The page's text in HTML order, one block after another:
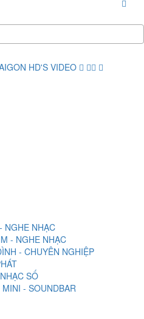
HD'S VIDEO
NGHE NHẠC
- NGHE NHẠC
- CHUYÊN NGHIỆP
SỐ
- SOUNDBAR